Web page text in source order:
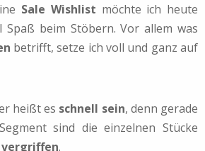
Sale Wishlist möchte ich heute
Spaß beim Stöbern. Vor allem was
betrifft, setze ich voll und ganz auf
heißt es schnell sein, denn gerade
sind die einzelnen Stücke
vergriffen.